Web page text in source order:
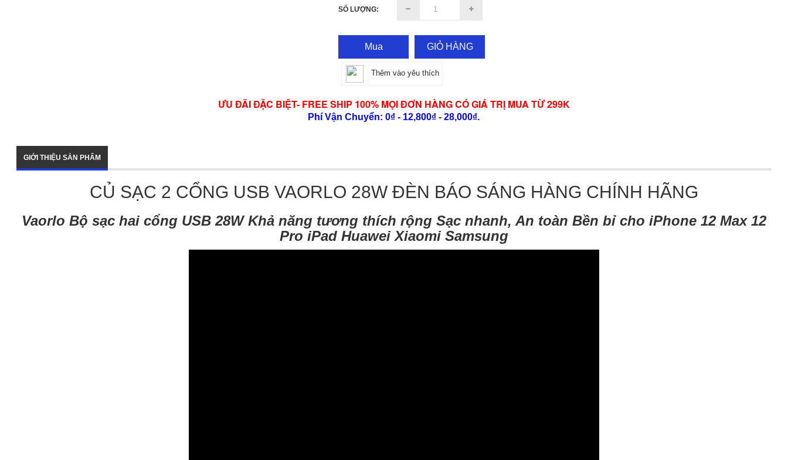
SỐ LƯỢNG:
Mua GIỎ HÀNG
Thêm vào yêu thích
ƯU ĐÃI ĐẶC BIỆT- FREE SHIP 100% MỌI ĐƠN HÀNG CÓ GIÁ TRỊ MUA TỪ 299K
Phí Vận Chuyển: 0₫ - 12,800₫ - 28,000₫.
GIỚI THIỆU SẢN PHẨM
CỦ SẠC 2 CỔNG USB VAORLO 28W ĐÈN BÁO SÁNG HÀNG CHÍNH HÃNG
Vaorlo Bộ sạc hai cổng USB 28W Khả năng tương thích rộng Sạc nhanh, An toàn Bền bỉ cho iPhone 12 Max 12
Pro iPad Huawei Xiaomi Samsung